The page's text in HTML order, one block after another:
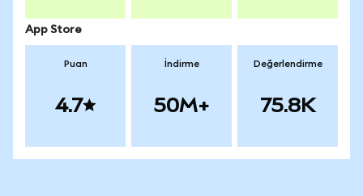
App Store
Puan
4.7
İndirme
50M+
Değerlendirme
75.8K